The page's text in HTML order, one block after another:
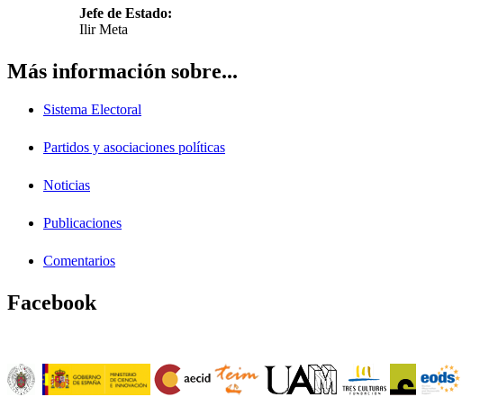
Jefe de Estado:
Ilir Meta
Más información sobre...
Sistema Electoral
Partidos y asociaciones políticas
Noticias
Publicaciones
Comentarios
Facebook